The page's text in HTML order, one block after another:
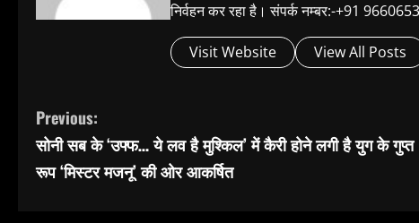
निर्वहन कर रहा है। संपर्क नम्बर:-+91
Visit Website View All Posts
C
o
Previous:
सोनी सब के ‘उफ्फ… ये लव है मुश्किल’ में कैरी होने लगी है युग के गुप्त
रूप ‘मिस्टर मजनू’ की ओर आकर्षित